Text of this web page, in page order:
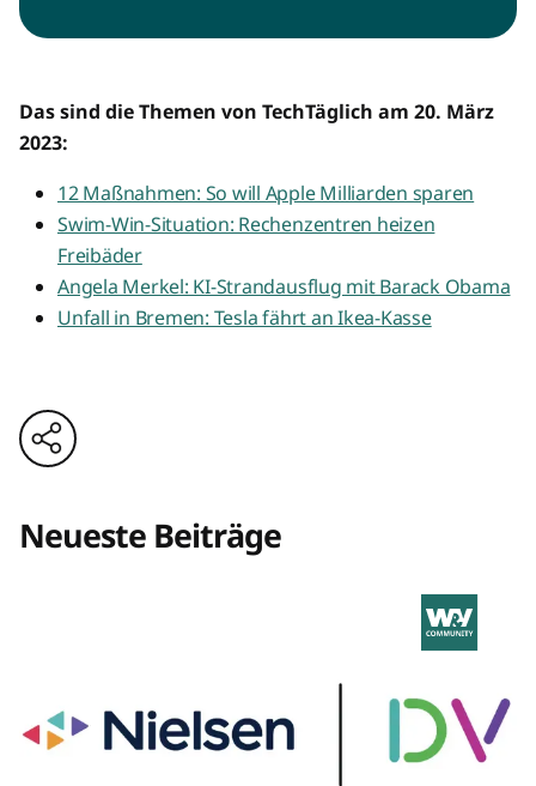
Das sind die Themen von TechTäglich am 20. März
2023:
12 Maßnahmen: So will Apple Milliarden sparen
Swim-Win-Situation: Rechenzentren heizen
Freibäder
Angela Merkel: KI-Strandausflug mit Barack Obama
Unfall in Bremen: Tesla fährt an Ikea-Kasse
Neueste Beiträge